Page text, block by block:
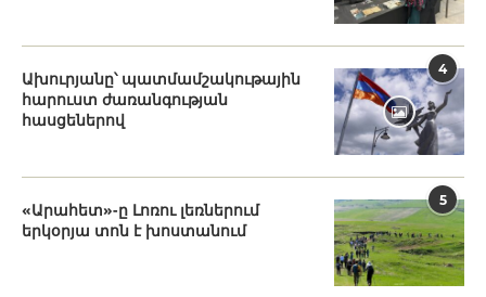
4
Ախուրյանը՝ պատմամշակութային
հարուստ ժառանգության
հասցեներով
5
«Արահետ»-ը Լոռու լեռներում
երկօրյա տոն է խոստանում